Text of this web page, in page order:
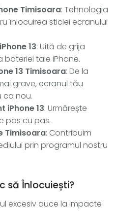
Timisoara: Tehnologia
înlocuirea sticlei ecranului
13: Uită de grija
tale iPhone.
13 Timisoara: De la
grave, ecranul tău
ca nou.
iPhone 13: Urmărește
pas cu pas.
Timisoara: Contribuim
prin programul nostru
să Înlocuiești?
excesiv duce la impacte